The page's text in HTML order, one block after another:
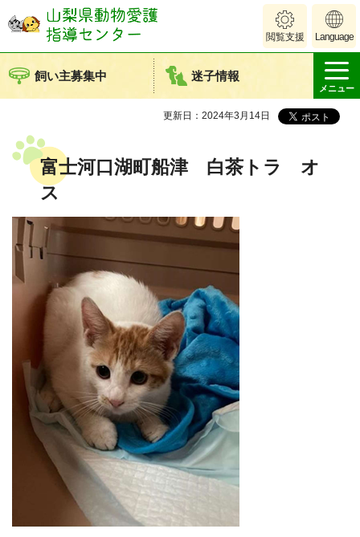
山梨県動物愛護
指導センター
閲覧支援 Language
飼い主募集中 迷子情報
メニュー
更新日：2024年3月14日
富士河口湖町船津 白茶トラ オ
ス